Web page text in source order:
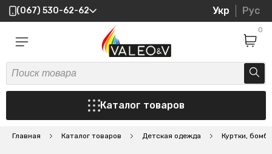
(067) 530-62-62 Укр Рус
0
Каталог товаров
Главная Каталог товаров Детская одежда Куртки,